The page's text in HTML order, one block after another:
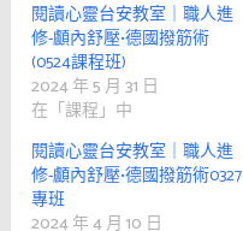
閱讀心靈台安教室｜職人進
修-顱內舒壓•德國撥筋術
(0524課程班)
2024 年 5 月 31 日
在「課程」中
閱讀心靈台安教室｜職人進
修-顱內舒壓•德國撥筋術0327
專班
2024 年 4 月 10 日